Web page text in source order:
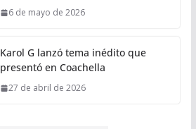
6 de mayo de 2026
Karol G lanzó tema inédito que
presentó en Coachella
27 de abril de 2026